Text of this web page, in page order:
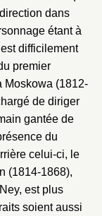
dans
étant à
difficilement
premier
Moskowa (1812-
de diriger
gantée de
du
celui-ci, le
(1814-1868),
est plus
soient aussi